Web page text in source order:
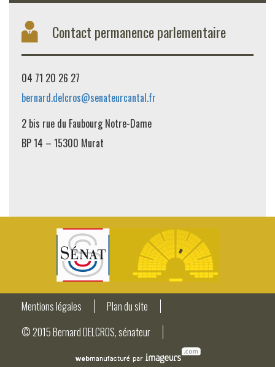
Contact permanence parlementaire
04 71 20 26 27
bernard.delcros@senateurcantal.fr
2 bis rue du Faubourg Notre-Dame
BP 14 – 15300 Murat
Mentions légales
Plan du site
© 2015 Bernard DELCROS, sénateur